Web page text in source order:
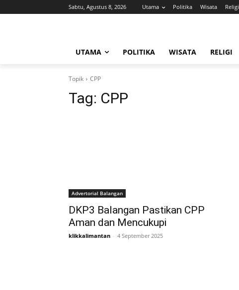
Sabtu, Agustus 8, 2026 Utama Politika Wisata Religi
UTAMA POLITIKA WISATA RELIGI
Topik CPP
Tag: CPP
Advertorial Balangan
DKP3 Balangan Pastikan CPP
Aman dan Mencukupi
klikkalimantan - 4 September 2025